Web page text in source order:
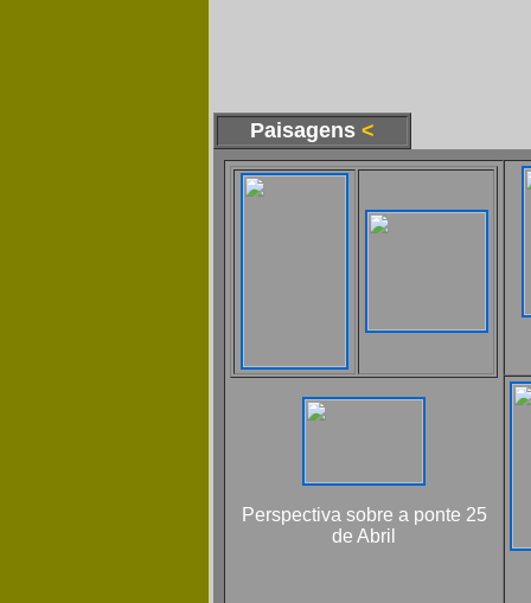
Paisagens <
Perspectiva sobre a ponte 25
de Abril